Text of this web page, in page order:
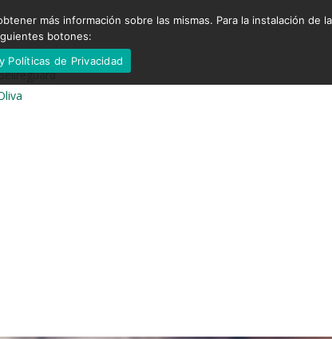
más información sobre las mismas. Para la instalación de
botones:
Políticas de Privacidad